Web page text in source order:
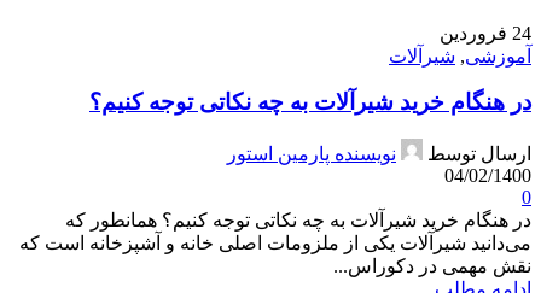
24 فروردین
آموزشی, شیرآلات
در هنگام خرید شیرآلات به چه نکاتی توجه کنیم؟
ارسال توسط
نویسنده پارمین استور
04/02/1400
0
در هنگام خرید شیرآلات به چه نکاتی توجه کنیم؟ همانطور که
می‌دانید شیرآلات یکی از ملزومات اصلی خانه و آشپزخانه است که
نقش مهمی در دکوراس...
ادامه مطلب